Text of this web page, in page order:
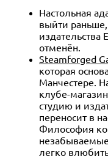
Настольная
выйти
издательства
отменён.
Steamforged
которая
Манчестере.
клубе-
студию и
переносит в
Философия
легко